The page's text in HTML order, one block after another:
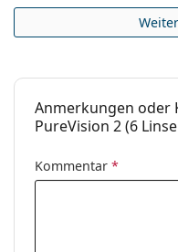
Anmerkungen oder
PureVision 2 (6
Kommentar *